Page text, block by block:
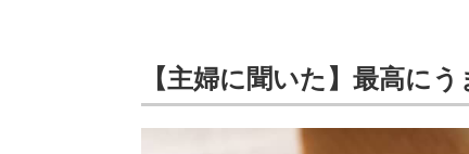
【主婦に聞いた】最高に